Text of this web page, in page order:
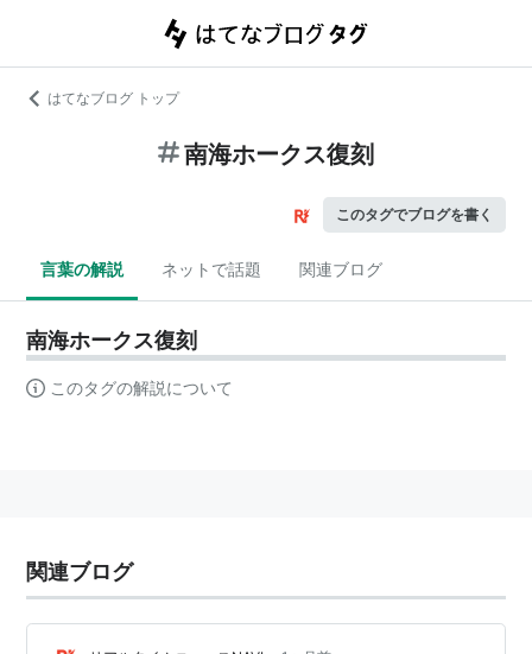
はてなブログ トップ
南海ホークス復刻
このタグでブログを書く
言葉の解説 ネットで話題 関連ブログ
南海ホークス復刻
このタグの解説について
関連ブログ